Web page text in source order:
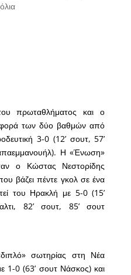
πρωταθλήματος και ο
των δύο βαθμών από
3-0 (12’ σουτ, 57’
Η «Ένωση»
ο Κώστας Νεστορίδης
βάζει πέντε γκολ σε ένα
του Ηρακλή με 5-0 (15’
82’ σουτ, 85’ σουτ
σωτηρίας στη Νέα
1-0 (63’ σουτ Νάσκος) και